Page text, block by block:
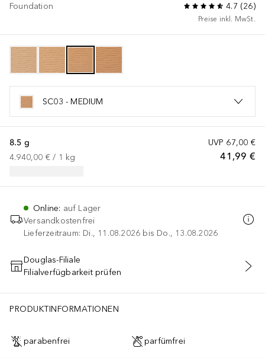
Foundation 4.7 (26)
Preise inkl. MwSt.
SC03 - MEDIUM
UVP 67,00 €
41,99 €
8.5 g
4.940,00 € / 1 kg
Online: auf Lager
Versandkostenfrei
Lieferzeitraum: Di., 11.08.2026 bis Do., 13.08.2026
IN DEN WARENKORB
Douglas-Filiale
Filialverfügbarkeit prüfen
PRODUKTINFORMATIONEN
parabenfrei parfümfrei